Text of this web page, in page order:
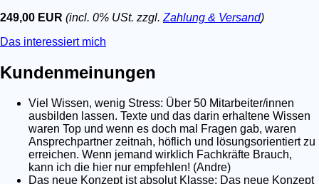
249,00 EUR (incl. 0% USt. zzgl. Zahlung & Versand)
Das interessiert mich
Kundenmeinungen
Viel Wissen, wenig Stress: Über 50 Mitarbeiter/innen
ausbilden lassen. Texte und das darin erhaltene Wissen
waren Top und wenn es doch mal Fragen gab, waren
Ansprechpartner zeitnah, höflich und lösungsorientiert zu
erreichen. Wenn jemand wirklich Fachkräfte Brauch,
kann ich die hier nur empfehlen! (Andre)
Das neue Konzept ist absolut Klasse: Das neue Konzept